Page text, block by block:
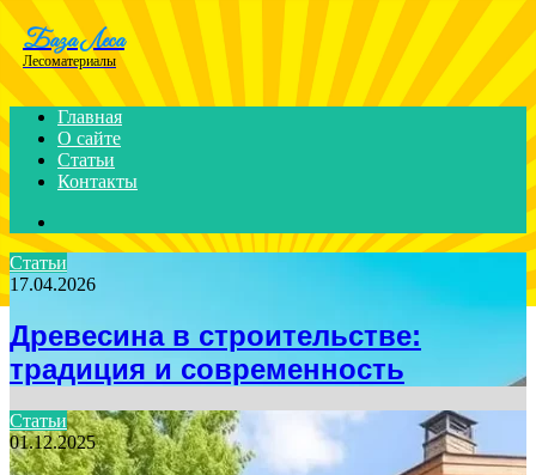
Menu
База Леса
Лесоматериалы
Главная
О сайте
Статьи
Контакты
for
Статьи
17.04.2026
Древесина в строительстве:
традиция и современность
Статьи
01.12.2025